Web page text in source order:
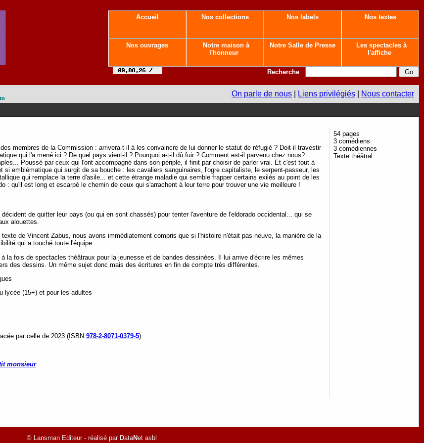
Accueil Nos collections Nos labels Nos textes
Nos ouvrages
Notre maison à
l'honneur
Notre Salle de Presse
Les spectacles à
l'affiche
Recherche :
On parle de nous Liens privilégiés Nous contacter
membres de la Commission : arrivera-t-il à les convaincre de lui donner le statut de réfugié ? Doit-il travestir
qui l'a mené ici ? De quel pays vient-il ? Pourquoi a-t-il dû fuir ? Comment est-il parvenu chez nous? ...
Poussé par ceux qui l'ont accompagné dans son périple, il finit par choisir de parler vrai. Et c'est tout à
si emblématique qui surgit de sa bouche : les cavaliers sanguinaires, l'ogre capitaliste, le serpent-passeur, les
qui remplace la terre d'asile... et cette étrange maladie qui semble frapper certains exilés au point de les
: qu'il est long et escarpé le chemin de ceux qui s'arrachent à leur terre pour trouver une vie meilleure !
de quitter leur pays (ou qui en sont chassés) pour tenter l'aventure de l'eldorado occidental... qui se
alouettes.
de Vincent Zabus, nous avons immédiatement compris que si l'histoire n'était pas neuve, la manière de la
qui a touché toute l'équipe.
la fois de spectacles théâtraux pour la jeunesse et de bandes dessinées. Il lui arrive d'écrire les mêmes
des dessins. Un même sujet donc mais des écritures en fin de compte très différentes.
lycée (15+) et pour les adultes
par celle de 2023 (ISBN 978-2-8071-0379-5).
monsieur
54 pages
3 comédiens
3 comédiennes
Texte théâtral
© Lansman Editeur - réalisé par DataNet asbl